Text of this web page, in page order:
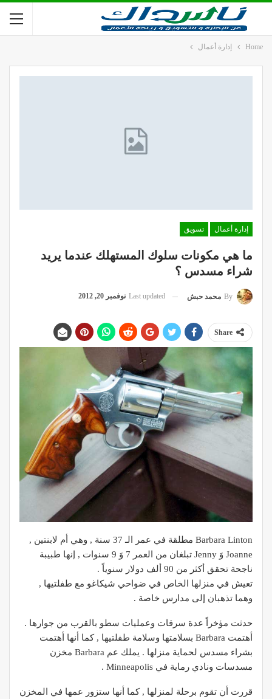
Home إدارة أعمال
إدارة أعمال تسويق
ما هي مكونات سلوك المستهلك عندما يريد
شراء مسدس ؟
By محمد حبش Last updated نوفمبر 20, 2012
Share
Barbara Linton مطلقة في عمر الـ 37 سنة , وهي أم لابنتين ,
Joanne وَ Jenny تبلغان من العمر 7 وَ 9 سنوات , إنها طبيبة
ناجحة تحقق أكثر من 90 ألف دولار سنوياً .
تعيش في منزلها الخاص في ضواحي شيكاغو مع طفلتيها ,
وهما تذهبان إلى مدارس خاصة .
حدثت مؤخراً عدة سرقات وعمليات سطو بالقرب من جوارها .
أهتمت Barbara بسلامتها وسلامة طفلتيها , كما أنها أهتمت
بشراء مسدس لحماية منزلها . يملك عم Barbara مخزن
مسدسات ونادي رماية في Minneapolis .
قررت أن تقوم برحلة لمنزلها , كما أنها ستزور عمها في المخزن